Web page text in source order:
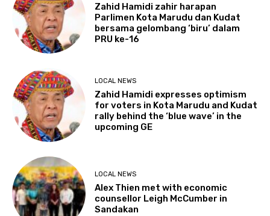
Zahid Hamidi zahir harapan
Parlimen Kota Marudu dan Kudat
bersama gelombang ‘biru’ dalam
PRU ke-16
LOCAL NEWS
Zahid Hamidi expresses optimism
for voters in Kota Marudu and Kudat
rally behind the ‘blue wave’ in the
upcoming GE
LOCAL NEWS
Alex Thien met with economic
counsellor Leigh McCumber in
Sandakan